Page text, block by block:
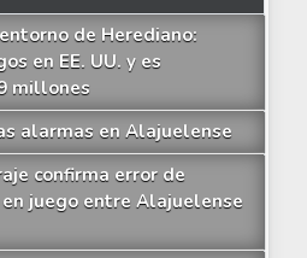
de Herediano:
en EE. UU. y es
millones
alarmas en Alajuelense
confirma error de
juego entre Alajuelense